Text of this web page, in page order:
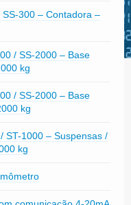
300 – Contadora –
/ SS-2000 – Base
kg
/ SS-2000 – Base
kg
ST-1000 – Suspensas /
kg